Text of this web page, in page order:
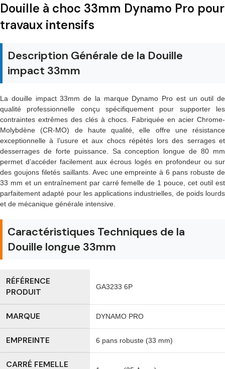
Douille à choc 33mm Dynamo Pro pour
travaux intensifs
Description Générale de la Douille
impact 33mm
La douille impact 33mm de la marque Dynamo Pro est un outil de
qualité professionnelle conçu spécifiquement pour supporter les
contraintes extrêmes des clés à chocs. Fabriquée en acier Chrome-
Molybdène (CR-MO) de haute qualité, elle offre une résistance
exceptionnelle à l’usure et aux chocs répétés lors des serrages et
desserrages de forte puissance. Sa conception longue de 80 mm
permet d’accéder facilement aux écrous logés en profondeur ou sur
des goujons filetés saillants. Avec une empreinte à 6 pans robuste de
33 mm et un entraînement par carré femelle de 1 pouce, cet outil est
parfaitement adapté pour les applications industrielles, de poids lourds
et de mécanique générale intensive.
Caractéristiques Techniques de la
Douille longue 33mm
RÉFÉRENCE
PRODUIT
GA3233 6P
MARQUE DYNAMO PRO
EMPREINTE 6 pans robuste (33 mm)
CARRÉ FEMELLE